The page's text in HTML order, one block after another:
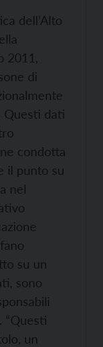
dell’Alto
di
Questi dati
condotta
il punto su
nel
su un
sono
“Questi
un